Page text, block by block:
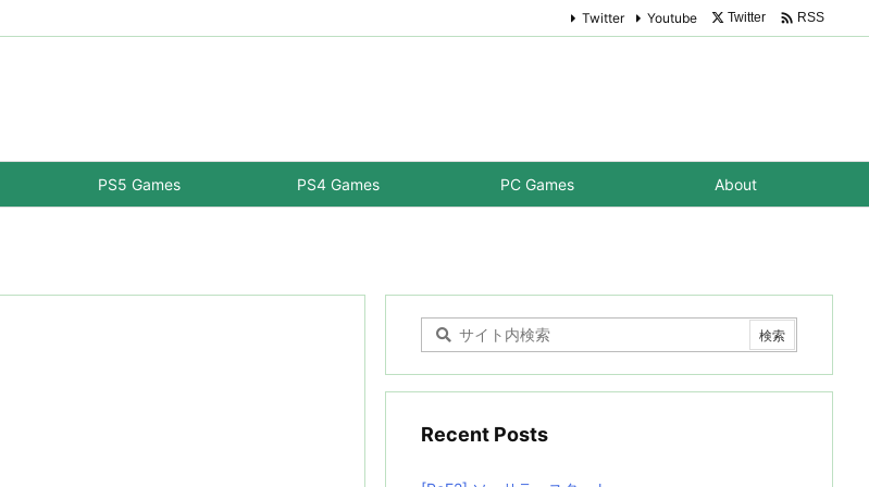
PS5 Games PS4 Games PC Games About
Twitter Youtube Twitter  RSS
Recent Posts